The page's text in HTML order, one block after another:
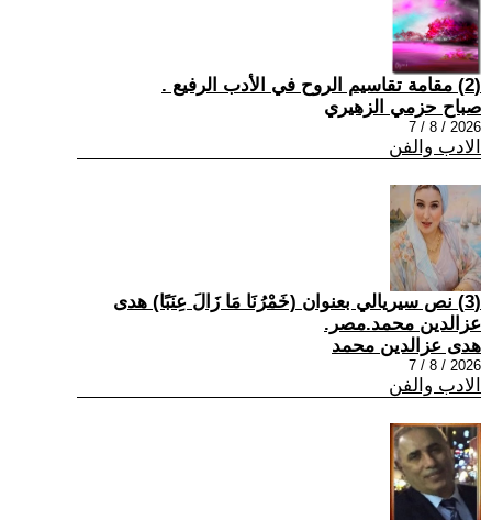
(2) مقامة تقاسيم الروح في الأدب الرفيع .
صباح حزمي الزهيري
2026 / 8 / 7
الادب والفن
(3) نص سيريالي بعنوان (خَمْرُنَا مَا زَالَ عِنَبًا) هدى
عزالدين محمد.مصر.
هدى عزالدين محمد
2026 / 8 / 7
الادب والفن